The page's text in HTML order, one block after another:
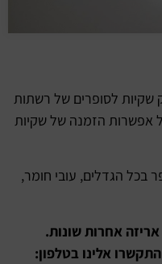
שקיות לסופרים של רשתות
אפשרות הזמנה של שקיות
בכל הגדלים, עובי חומר,
אחרות שונות.
אלינו בטלפון: